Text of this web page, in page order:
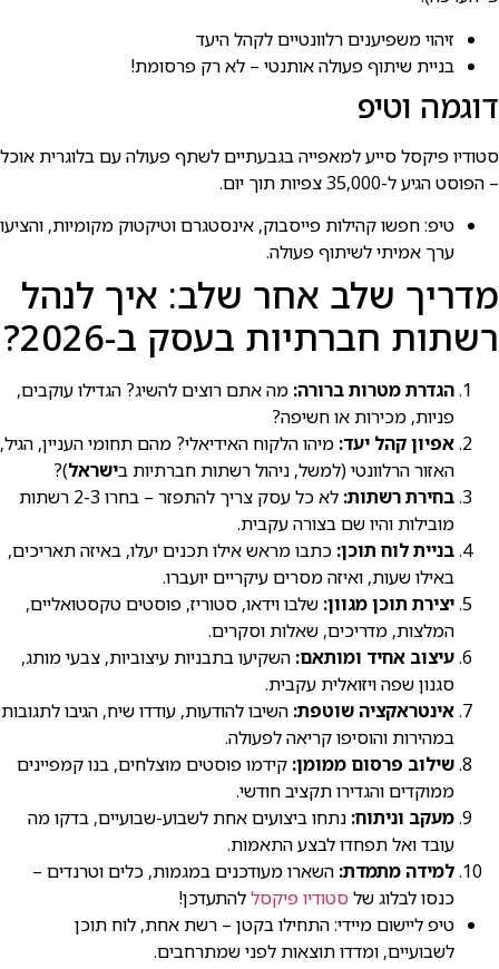
זיהוי משפיענים רלוונטיים לקהל היעד
בניית שיתוף פעולה אותנטי – לא רק פרסומת!
דוגמה וטיפ
סטודיו פיקסל סייע למאפייה בגבעתיים לשתף פעולה עם בלוגרית אוכל
– הפוסט הגיע ל-35,000 צפיות תוך יום.
טיפ: חפשו קהילות פייסבוק, אינסטגרם וטיקטוק מקומיות, והציעו
ערך אמיתי לשיתוף פעולה.
מדריך שלב אחר שלב: איך לנהל
רשתות חברתיות בעסק ב-2026?
הגדרת מטרות ברורה: מה אתם רוצים להשיג? הגדילו עוקבים,
פניות, מכירות או חשיפה?
אפיון קהל יעד: מיהו הלקוח האידיאלי? מהם תחומי העניין, הגיל,
האזור הרלוונטי (למשל, ניהול רשתות חברתיות בישראל)?
בחירת רשתות:
לא כל עסק צריך להתפזר – בחרו 2-3 רשתות
מובילות והיו שם בצורה עקבית.
בניית לוח תוכן: כתבו מראש אילו תכנים יעלו, באיזה תאריכים,
באילו שעות, ואיזה מסרים עיקריים יועברו.
יצירת תוכן מגוון: שלבו וידאו, סטוריז, פוסטים טקסטואליים,
המלצות, מדריכים, שאלות וסקרים.
עיצוב אחיד ומותאם: השקיעו בתבניות עיצוביות, צבעי מותג,
סגנון שפה ויזואלית עקבית.
אינטראקציה שוטפת: השיבו להודעות, עודדו שיח, הגיבו לתגובות
במהירות והוסיפו קריאה לפעולה.
שילוב פרסום ממומן: קידמו פוסטים מוצלחים, בנו קמפיינים
ממוקדים והגדירו תקציב חודשי.
מעקב וניתוח: נתחו ביצועים אחת לשבוע-שבועיים, בדקו מה
עובד ואל תפחדו לבצע התאמות.
למידה מתמדת: השארו מעודכנים במגמות, כלים וטרנדים –
כנסו לבלוג של סטודיו פיקסללהתעדכן!
טיפ ליישום מיידי: התחילו בקטן – רשת אחת, לוח תוכן
לשבועיים, ומדדו תוצאות לפני שמתרחבים.